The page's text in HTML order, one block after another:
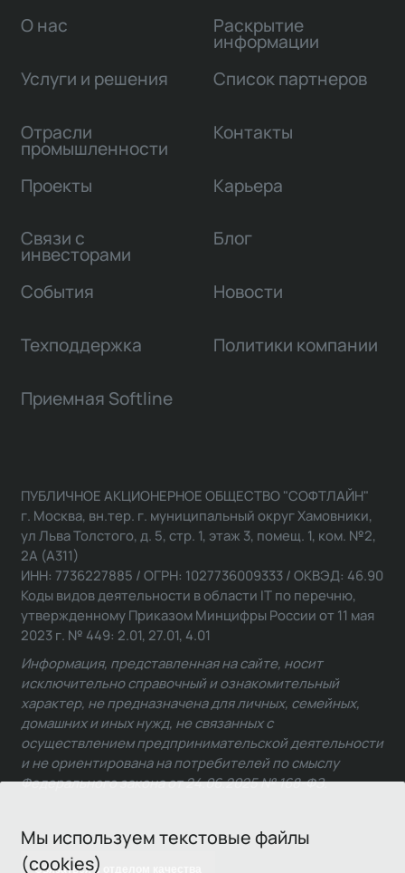
Мы используем текстовые файлы
(cookies)
О нас
Услуги и решения
Отрасли
промышленности
Проекты
Связи с
инвесторами
Раскрытие
информации
Список партнеров
Контакты
Карьера
Блог
События Новости
Техподдержка Политики компании
Приемная Softline
Связаться с отделом качества
ПУБЛИЧНОЕ АКЦИОНЕРНОЕ ОБЩЕСТВО "СОФТЛАЙН"
г. Москва, вн.тер. г. муниципальный округ Хамовники,
ул Льва Толстого, д. 5, стр. 1, этаж 3, помещ. 1, ком. №2,
2А (А311)
ИНН: 7736227885 / ОГРН: 1027736009333 / ОКВЭД: 46.90
Коды видов деятельности в области IT по перечню,
утвержденному Приказом Минцифры России от 11 мая
2023 г. № 449: 2.01, 27.01, 4.01
Информация, представленная на сайте, носит
исключительно справочный и ознакомительный
характер, не предназначена для личных, семейных,
домашних и иных нужд, не связанных с
осуществлением предпринимательской деятельности
и не ориентирована на потребителей по смыслу
Федерального закона от 24.06.2025 № 168-ФЗ.